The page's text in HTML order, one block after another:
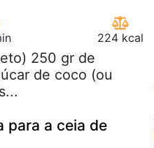
224 kcal
250 gr de
de coco (ou
para a ceia de